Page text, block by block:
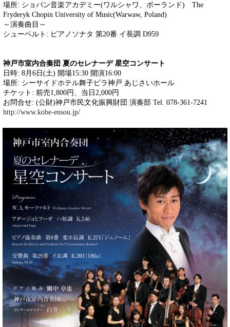
場所: ショパン音楽アカデミー(ワルシャワ、ポーランド) The
Fryderyk Chopin University of Music(Warwaw, Poland)
～演奏曲目～
シューベルト: ピアノソナタ 第20番 イ長調 D959
神戸市室内合奏団 夏のセレナーデ 星空コンサート
日時: 8月6日(土) 開場15:30 開演16:00
場所: シーサイドホテル舞子ビラ神戸 あじさいホール
チケット: 前売1,800円、当日2,000円
お問合せ: (公財)神戸市民文化振興財団 演奏部 Tel. 078-361-7241
http://www.kobe-ensou.jp/